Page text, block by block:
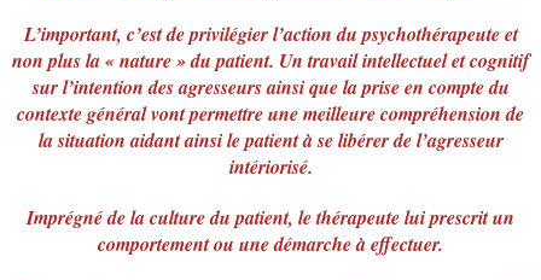
L’important, c’est de privilégier l’action du psychothérapeute et
non plus la « nature » du patient. Un travail intellectuel et cognitif
sur l’intention des agresseurs ainsi que la prise en compte du
contexte général vont permettre une meilleure compréhension de
la situation aidant ainsi le patient à se libérer de l’agresseur
intériorisé.
Imprégné de la culture du patient, le thérapeute lui prescrit un
comportement ou une démarche à effectuer.